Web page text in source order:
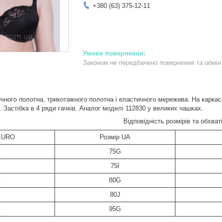
+380 (63) 375-12-11
Законом не передбачено повернення та
полотна, трикотажного полотна і еластичного мережива. На
в 4 ряди гачків. Аналог моделі 112830 у великих чашках.
Відповідність розмірів та
Розмір UA
75G
75I
80G
80J
95G